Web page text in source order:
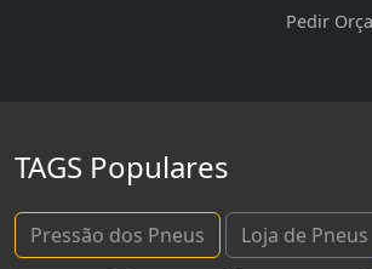
Pedir
TAGS Populares
Pressão dos Pneus Loja de Pneus